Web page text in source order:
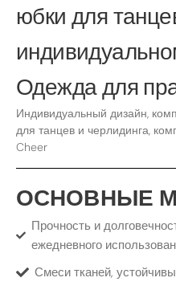
юбки для
Одежда для
Индивидуальный дизайн,
для танцев и черлидинга,
Cheer
ОСНОВНЫЕ
Прочность и
ежедневного
Смеси тканей,